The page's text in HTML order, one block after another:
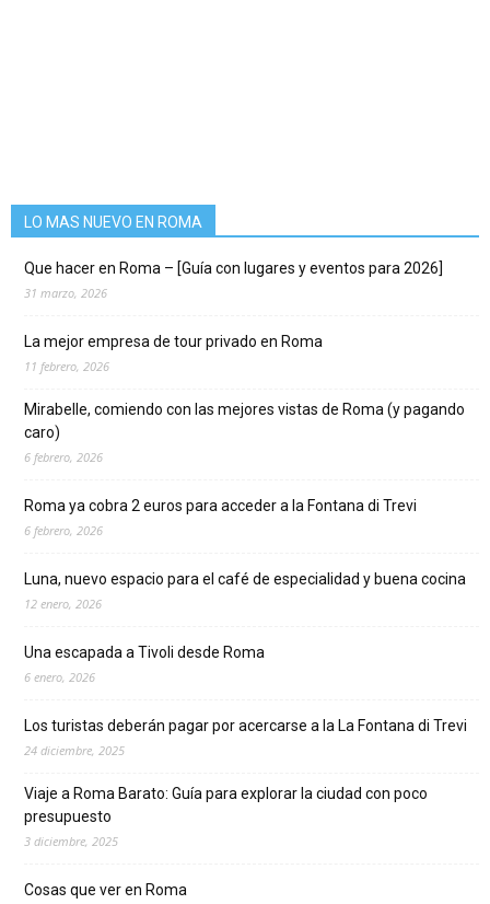
LO MAS NUEVO EN ROMA
Que hacer en Roma – [Guía con lugares y eventos para 2026]
31 marzo, 2026
La mejor empresa de tour privado en Roma
11 febrero, 2026
Mirabelle, comiendo con las mejores vistas de Roma (y pagando
caro)
6 febrero, 2026
Roma ya cobra 2 euros para acceder a la Fontana di Trevi
6 febrero, 2026
Luna, nuevo espacio para el café de especialidad y buena cocina
12 enero, 2026
Una escapada a Tivoli desde Roma
6 enero, 2026
Los turistas deberán pagar por acercarse a la La Fontana di Trevi
24 diciembre, 2025
Viaje a Roma Barato: Guía para explorar la ciudad con poco
presupuesto
3 diciembre, 2025
Cosas que ver en Roma